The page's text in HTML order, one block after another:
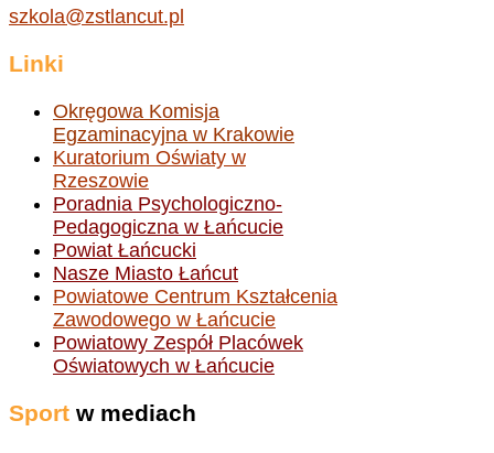
szkola@zstlancut.pl
Linki
Okręgowa Komisja
Egzaminacyjna w Krakowie
Kuratorium Oświaty w
Rzeszowie
Poradnia Psychologiczno-
Pedagogiczna w Łańcucie
Powiat Łańcucki
Nasze Miasto Łańcut
Powiatowe Centrum Kształcenia
Zawodowego w Łańcucie
Powiatowy Zespół Placówek
Oświatowych w Łańcucie
Sport w mediach